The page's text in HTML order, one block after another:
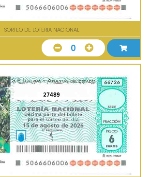
SORTEO DE LOTERIA NACIONAL
0
27489